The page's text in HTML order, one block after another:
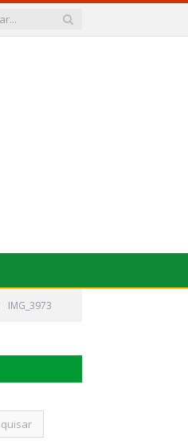
IMG_3973